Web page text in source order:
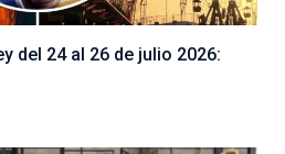
del 24 al 26 de julio 2026: